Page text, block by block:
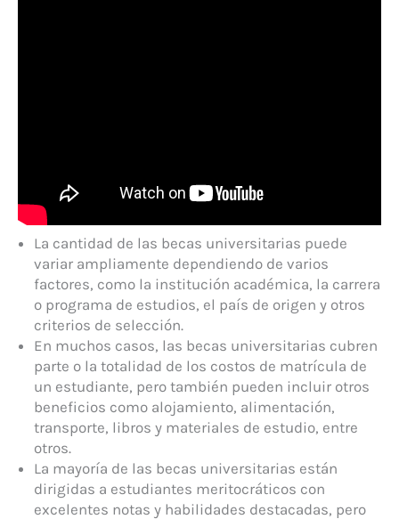
La cantidad de las becas universitarias puede
variar ampliamente dependiendo de varios
factores, como la institución académica, la carrera
o programa de estudios, el país de origen y otros
criterios de selección.
En muchos casos, las becas universitarias cubren
parte o la totalidad de los costos de matrícula de
un estudiante, pero también pueden incluir otros
beneficios como alojamiento, alimentación,
transporte, libros y materiales de estudio, entre
otros.
La mayoría de las becas universitarias están
dirigidas a estudiantes meritocráticos con
excelentes notas y habilidades destacadas, pero